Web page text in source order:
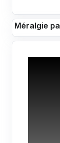
Méralgie